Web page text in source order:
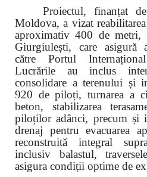
Proiectul, finanțat
Moldova, a vizat
aproximativ 400 de
Giurgiulești, care asigură
către Portul
Lucrările au inclus
consolidare a terenului și
920 de piloți, turnarea a
beton, stabilizarea
piloților adânci, precum și
drenaj pentru evacuarea
reconstruită integral
inclusiv balastul,
asigura condiții optime de